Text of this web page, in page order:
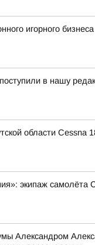
игорного бизнеса
в нашу
области Cessna
экипаж самолёта
Александром